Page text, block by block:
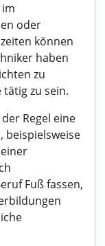
oder
können
haben
zu
zu sein.
Regel eine
beispielsweise
Fuß fassen,